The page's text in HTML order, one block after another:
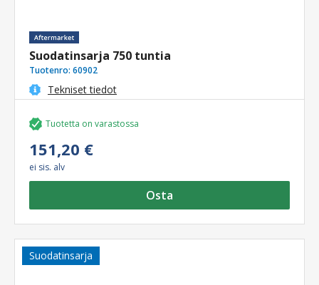
Suodatinsarja 750 tuntia
Tuotenro: 60902
Tekniset tiedot
Tuotetta on varastossa
151,20 €
ei sis. alv
Osta
Suodatinsarja